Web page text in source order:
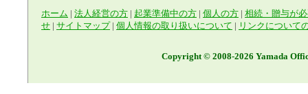
ホーム | 法人経営の方 | 起業準備中の方 | 個人の方 | 相続・贈与が
せ | サイトマップ| 個人情報の取り扱いについて | リンクについて
Copyright © 2008-2026 Yamada